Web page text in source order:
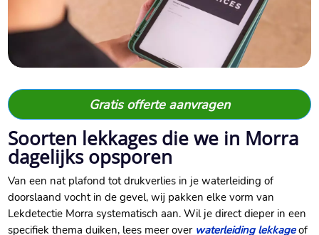
Gratis offerte aanvragen
Soorten lekkages die we in Morra
dagelijks opsporen
Van een nat plafond tot drukverlies in je waterleiding of
doorslaand vocht in de gevel, wij pakken elke vorm van
Lekdetectie Morra systematisch aan. Wil je direct dieper in een
specifiek thema duiken, lees meer over waterleiding lekkageof